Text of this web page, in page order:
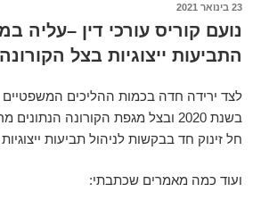
פורסם
23 בינואר 2021
נועם קוריס עורכי דין –עליה
התביעות ייצוגיות בצל הקורונה
לצד ירידה חדה בכמות ההליכים המשפטיים
חל זינוק חד בבקשות לניהול תביעות
ועוד כמה מאמרים שכתבתי: